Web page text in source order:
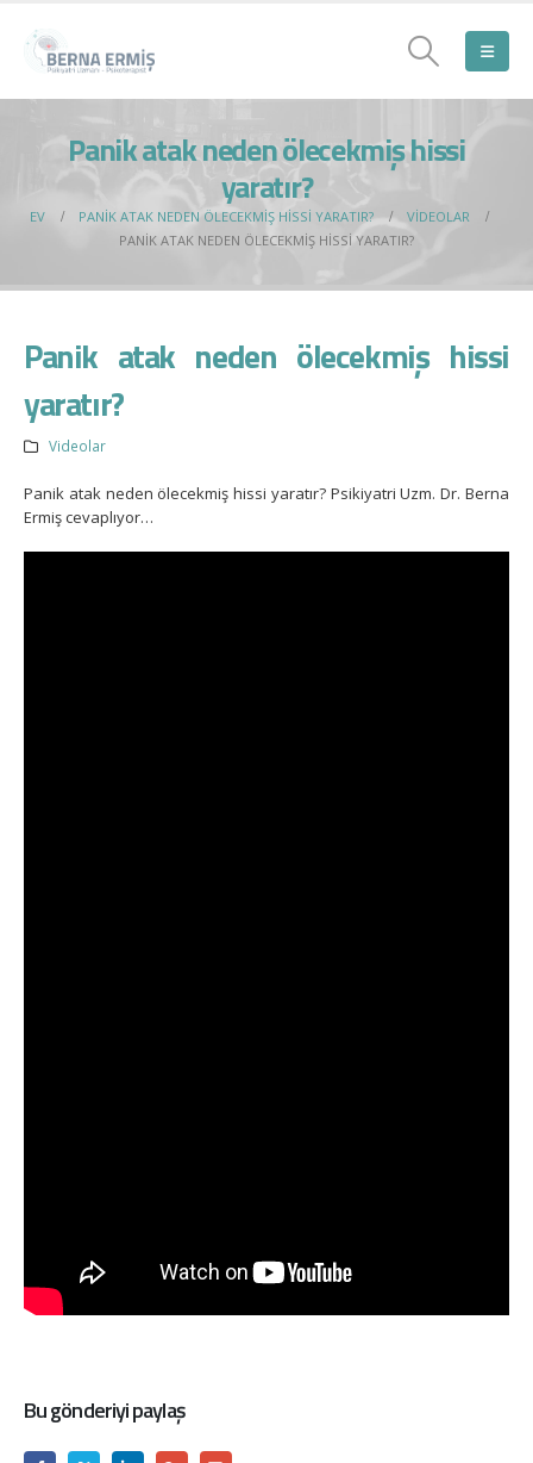
Panik atak neden ölecekmiş hissi
yaratır?
EV PANIK ATAK NEDEN ÖLECEKMIŞ HISSI YARATIR?
VIDEOLAR
PANIK ATAK NEDEN ÖLECEKMIŞ HISSI YARATIR?
Panik atak neden ölecekmiş hissi
yaratır?
Videolar
Panik atak neden ölecekmiş hissi yaratır? Psikiyatri Uzm. Dr. Berna
Ermiş cevaplıyor…
Bu gönderiyi paylaş